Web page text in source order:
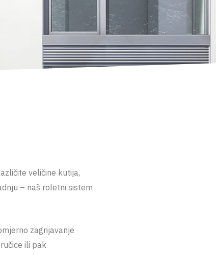
veličine kutija,
– naš roletni sistem
zagrijavanje
ili pak